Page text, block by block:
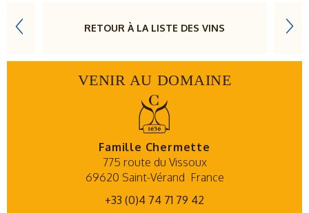
RETOUR À LA LISTE DES VINS
VENIR AU DOMAINE
Famille Chermette
775 route du Vissoux
69620 Saint-Vérand France
+33 (0)4 74 71 79 42